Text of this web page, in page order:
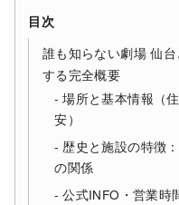
目次
誰も知らない劇場 仙
する完全概要
場所と基本情報（
安）
歴史と施設の特徴
の関係
公式INFO・営業時